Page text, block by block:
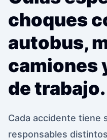
choques
autobus,
camiones
de trabajo.
Cada accidente tiene
responsables